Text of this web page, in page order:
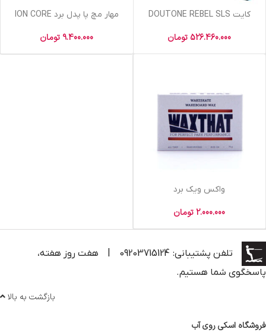
کایت DOUTONE REBEL SLS
526.460.000 تومان
مهار مچ پا پدل برد ION CORE
9.400.000 تومان
واکس ویک برد
2.000.000 تومان
تلفن پشتیبانی: 09203715124
هفت روز هفته،
پاسخگوی شما هستیم.
بازگشت به بالا
فروشگاه اسکی روی آب